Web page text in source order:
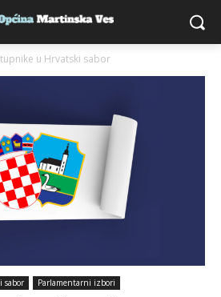
u Hrvatski sabor
sabor Parlamentarni izbori